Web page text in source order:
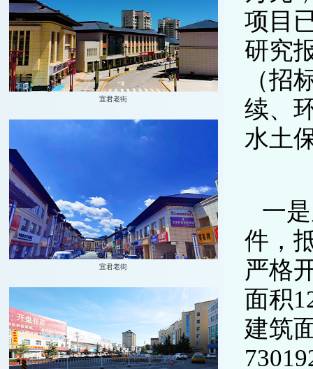
项目
研究
（招
续、
水土
一
件，
严格
面积
建筑